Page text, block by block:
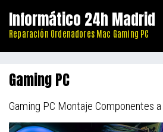
contenido
Informático 24h Madrid
Reparación Ordenadores Mac Gaming PC
Gaming PC
Gaming PC Montaje Componentes